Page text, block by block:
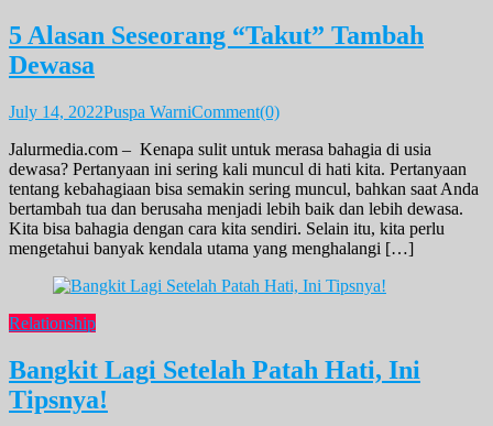
5 Alasan Seseorang “Takut” Tambah
Dewasa
July 14, 2022Puspa WarniComment(0)
Jalurmedia.com – Kenapa sulit untuk merasa bahagia di usia
dewasa? Pertanyaan ini sering kali muncul di hati kita. Pertanyaan
tentang kebahagiaan bisa semakin sering muncul, bahkan saat Anda
bertambah tua dan berusaha menjadi lebih baik dan lebih dewasa.
Kita bisa bahagia dengan cara kita sendiri. Selain itu, kita perlu
mengetahui banyak kendala utama yang menghalangi […]
Relationship
Bangkit Lagi Setelah Patah Hati, Ini
Tipsnya!